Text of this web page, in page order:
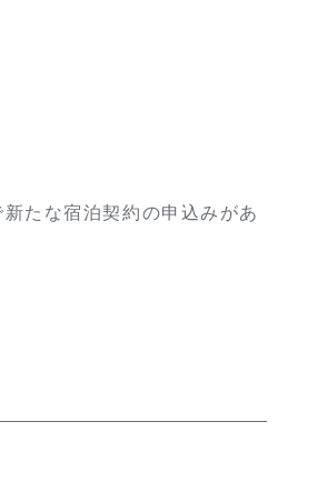
たな宿泊契約の申込みがあ